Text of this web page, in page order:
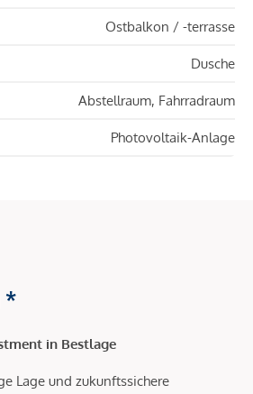
Ostbalkon / -terrasse
Dusche
Abstellraum, Fahrradraum
Photovoltaik-Anlage
*
in Bestlage
Lage und zukunftssichere